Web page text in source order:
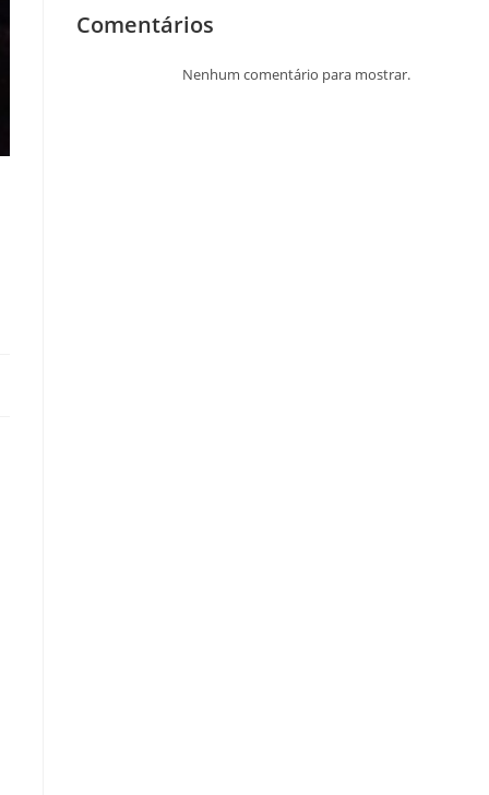
Comentários
Nenhum comentário para mostrar.